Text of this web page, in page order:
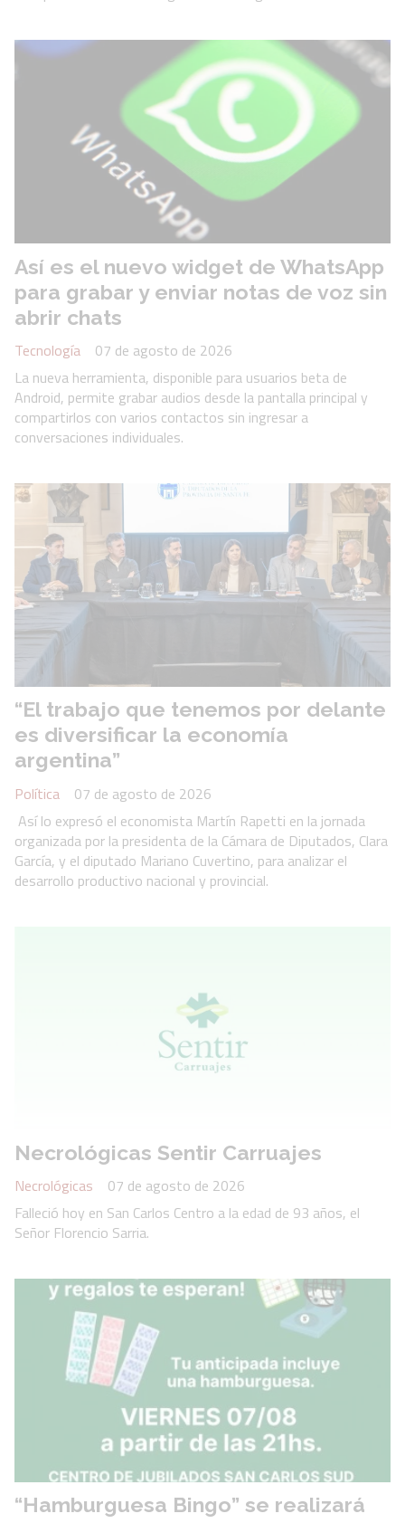
Así es el nuevo widget de WhatsApp
para grabar y enviar notas de voz sin
abrir chats
Tecnología
07 de agosto de 2026
La nueva herramienta, disponible para usuarios beta de
Android, permite grabar audios desde la pantalla principal y
compartirlos con varios contactos sin ingresar a
conversaciones individuales.
“El trabajo que tenemos por delante
es diversificar la economía
argentina”
Política
07 de agosto de 2026
Así lo expresó el economista Martín Rapetti en la jornada
organizada por la presidenta de la Cámara de Diputados, Clara
García, y el diputado Mariano Cuvertino, para analizar el
desarrollo productivo nacional y provincial.
Necrológicas Sentir Carruajes
Necrológicas
07 de agosto de 2026
Falleció hoy en San Carlos Centro a la edad de 93 años, el
Señor Florencio Sarria.
“Hamburguesa Bingo” se realizará